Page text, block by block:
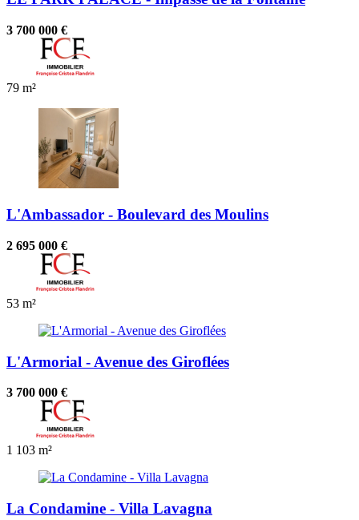
3 700 000 €
79 m²
L'Ambassador - Boulevard des Moulins
2 695 000 €
53 m²
L'Armorial - Avenue des Giroflées
3 700 000 €
1 103 m²
La Condamine - Villa Lavagna